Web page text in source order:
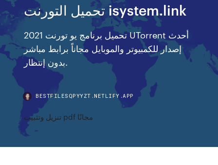
تحميل التورنت isystem.link
تحميل برنامج يو تورنت 2021 UTorrent أحدث
إصدار للكمبيوتر والموبايل مجاناً برابط مباشر
بدون إنتظار.
BESTFILESQPYYZT.NETLIFY.APP
تنزيل وتثبيت pdf مجانًا